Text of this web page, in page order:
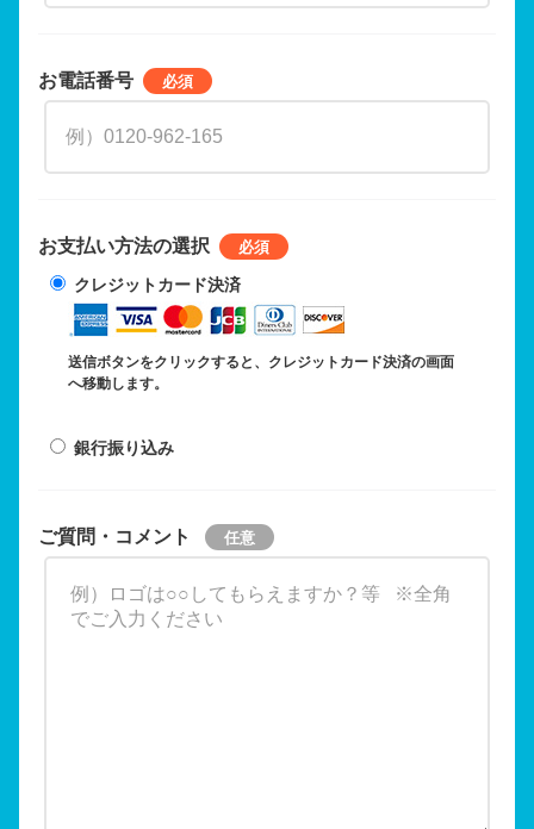
お電話番号
お支払い方法の選択
クレジットカード決済
送信ボタンをクリックすると、クレジットカード決済の画面
へ移動します。
銀行振り込み
ご質問・コメント